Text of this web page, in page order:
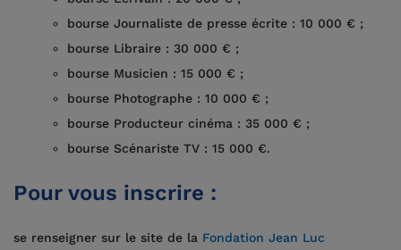
bourse Journaliste de presse écrite : 10 000 € ;
bourse Libraire : 30 000 € ;
bourse Musicien : 15 000 € ;
bourse Photographe : 10 000 € ;
bourse Producteur cinéma : 35 000 € ;
bourse Scénariste TV : 15 000 €.
Pour vous inscrire :
se renseigner sur le site de la Fondation Jean Luc